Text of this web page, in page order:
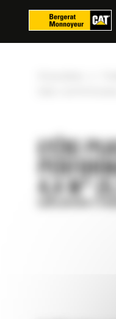
ŁYŻKI
4,4 M³
Łyżki płaskie o
Panel zarządzania plikami